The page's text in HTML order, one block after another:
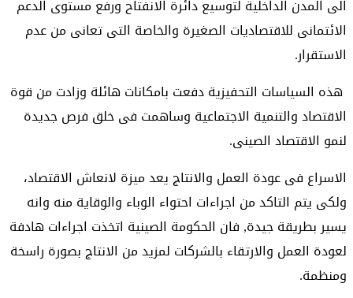
الى المدن الداخلية لتوسيع دائرة الانفتاح ورفع مستوى الدعم
الائتمانى للاقتصاديات الصغيرة والخاصة التى تعانى من عدم
الاستقرار.
هذه السياسات التحفيزية دفعت بامكانات هائلة وزادت من قوة
الاقتصاد والتنمية الاجتماعية وساهمت فى خلق فرص جديدة
لنمو الاقتصاد الصينى.
الاسراع فى عودة العمل والانتاج يعد ميزة لانعاش الاقتصاد،
ولكى يتم التاكد من اجراءات احتواء الوباء والوقاية منه وانه
يسير بطريقة جيدة, فان الحكومة الصينية اتخذت اجراءات هادفة
لعودة العمل والارتقاء بالشركات لمزيد من الانتاج بصورة راسخة
ومنظمة.